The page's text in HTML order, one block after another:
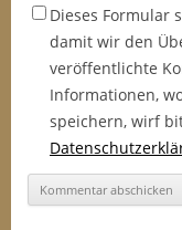
Dieses Formular
damit wir den
veröffentlichte
Informationen,
speichern, wirf